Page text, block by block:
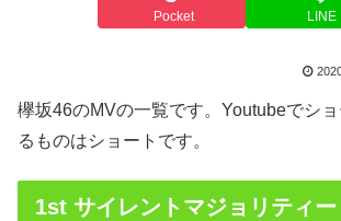
Pocket LINE
欅坂46のMVの一覧です。Youtubeでシ
るものはショートです。
1st サイレントマジョリティー